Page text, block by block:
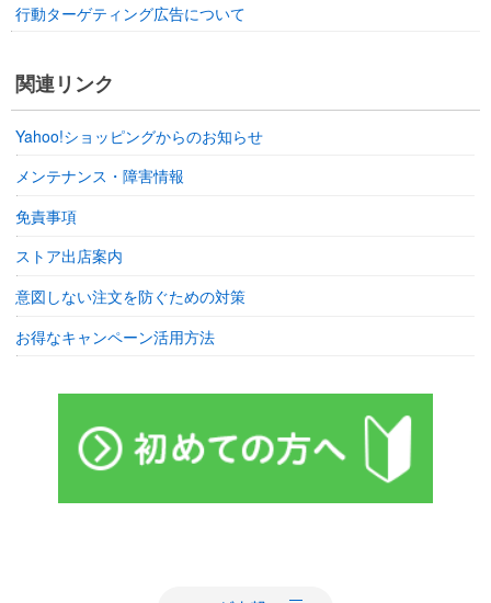
行動ターゲティング広告について
関連リンク
Yahoo!ショッピングからのお知らせ
メンテナンス・障害情報
免責事項
ストア出店案内
意図しない注文を防ぐための対策
お得なキャンペーン活用方法